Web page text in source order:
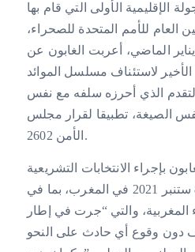
الإقليمية الأولى التي قام بها
العام للأمم المتحدة للصحراء،
الماضي، أعربت الغابون عن
لاستئناف مسلسل الموائد
التقدم الذي أحرزه سلفه مع نفس
الصيغة، تطبيقا لقرار مجلس
الأمن 2602.
بإجراء الانتخابات التشريعية
والجهوية والجماعية في 8 ستنبر 2021 في المغرب، بما في
والتي “جرت في إطار
دون وقوع أي حادث على النحو